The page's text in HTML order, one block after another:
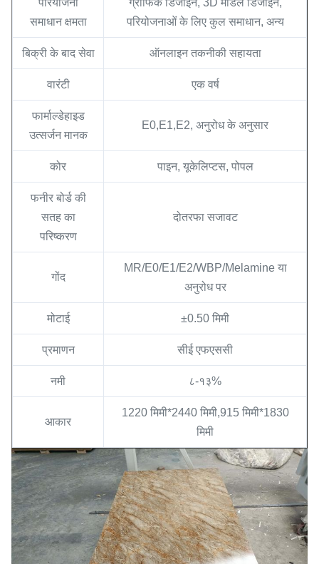
परियोजना
समाधान क्षमता
ग्राफिक डिजाइन, 3D मॉडल डिजाइन,
परियोजनाओं के लिए कुल समाधान, अन्य
बिक्री के बाद सेवा ऑनलाइन तकनीकी सहायता
वारंटी एक वर्ष
फार्माल्डेहाइड
उत्सर्जन मानक
E0,E1,E2, अनुरोध के अनुसार
कोर पाइन, यूकेलिप्टस, पोपल
फनीर बोर्ड की
सतह का
परिष्करण
दोतरफा सजावट
गोंद
MR/E0/E1/E2/WBP/Melamine या
अनुरोध पर
मोटाई ±0.50 मिमी
प्रमाणन सीई एफएससी
नमी ८-१३%
आकार
1220 मिमी*2440 मिमी,915 मिमी*1830
मिमी